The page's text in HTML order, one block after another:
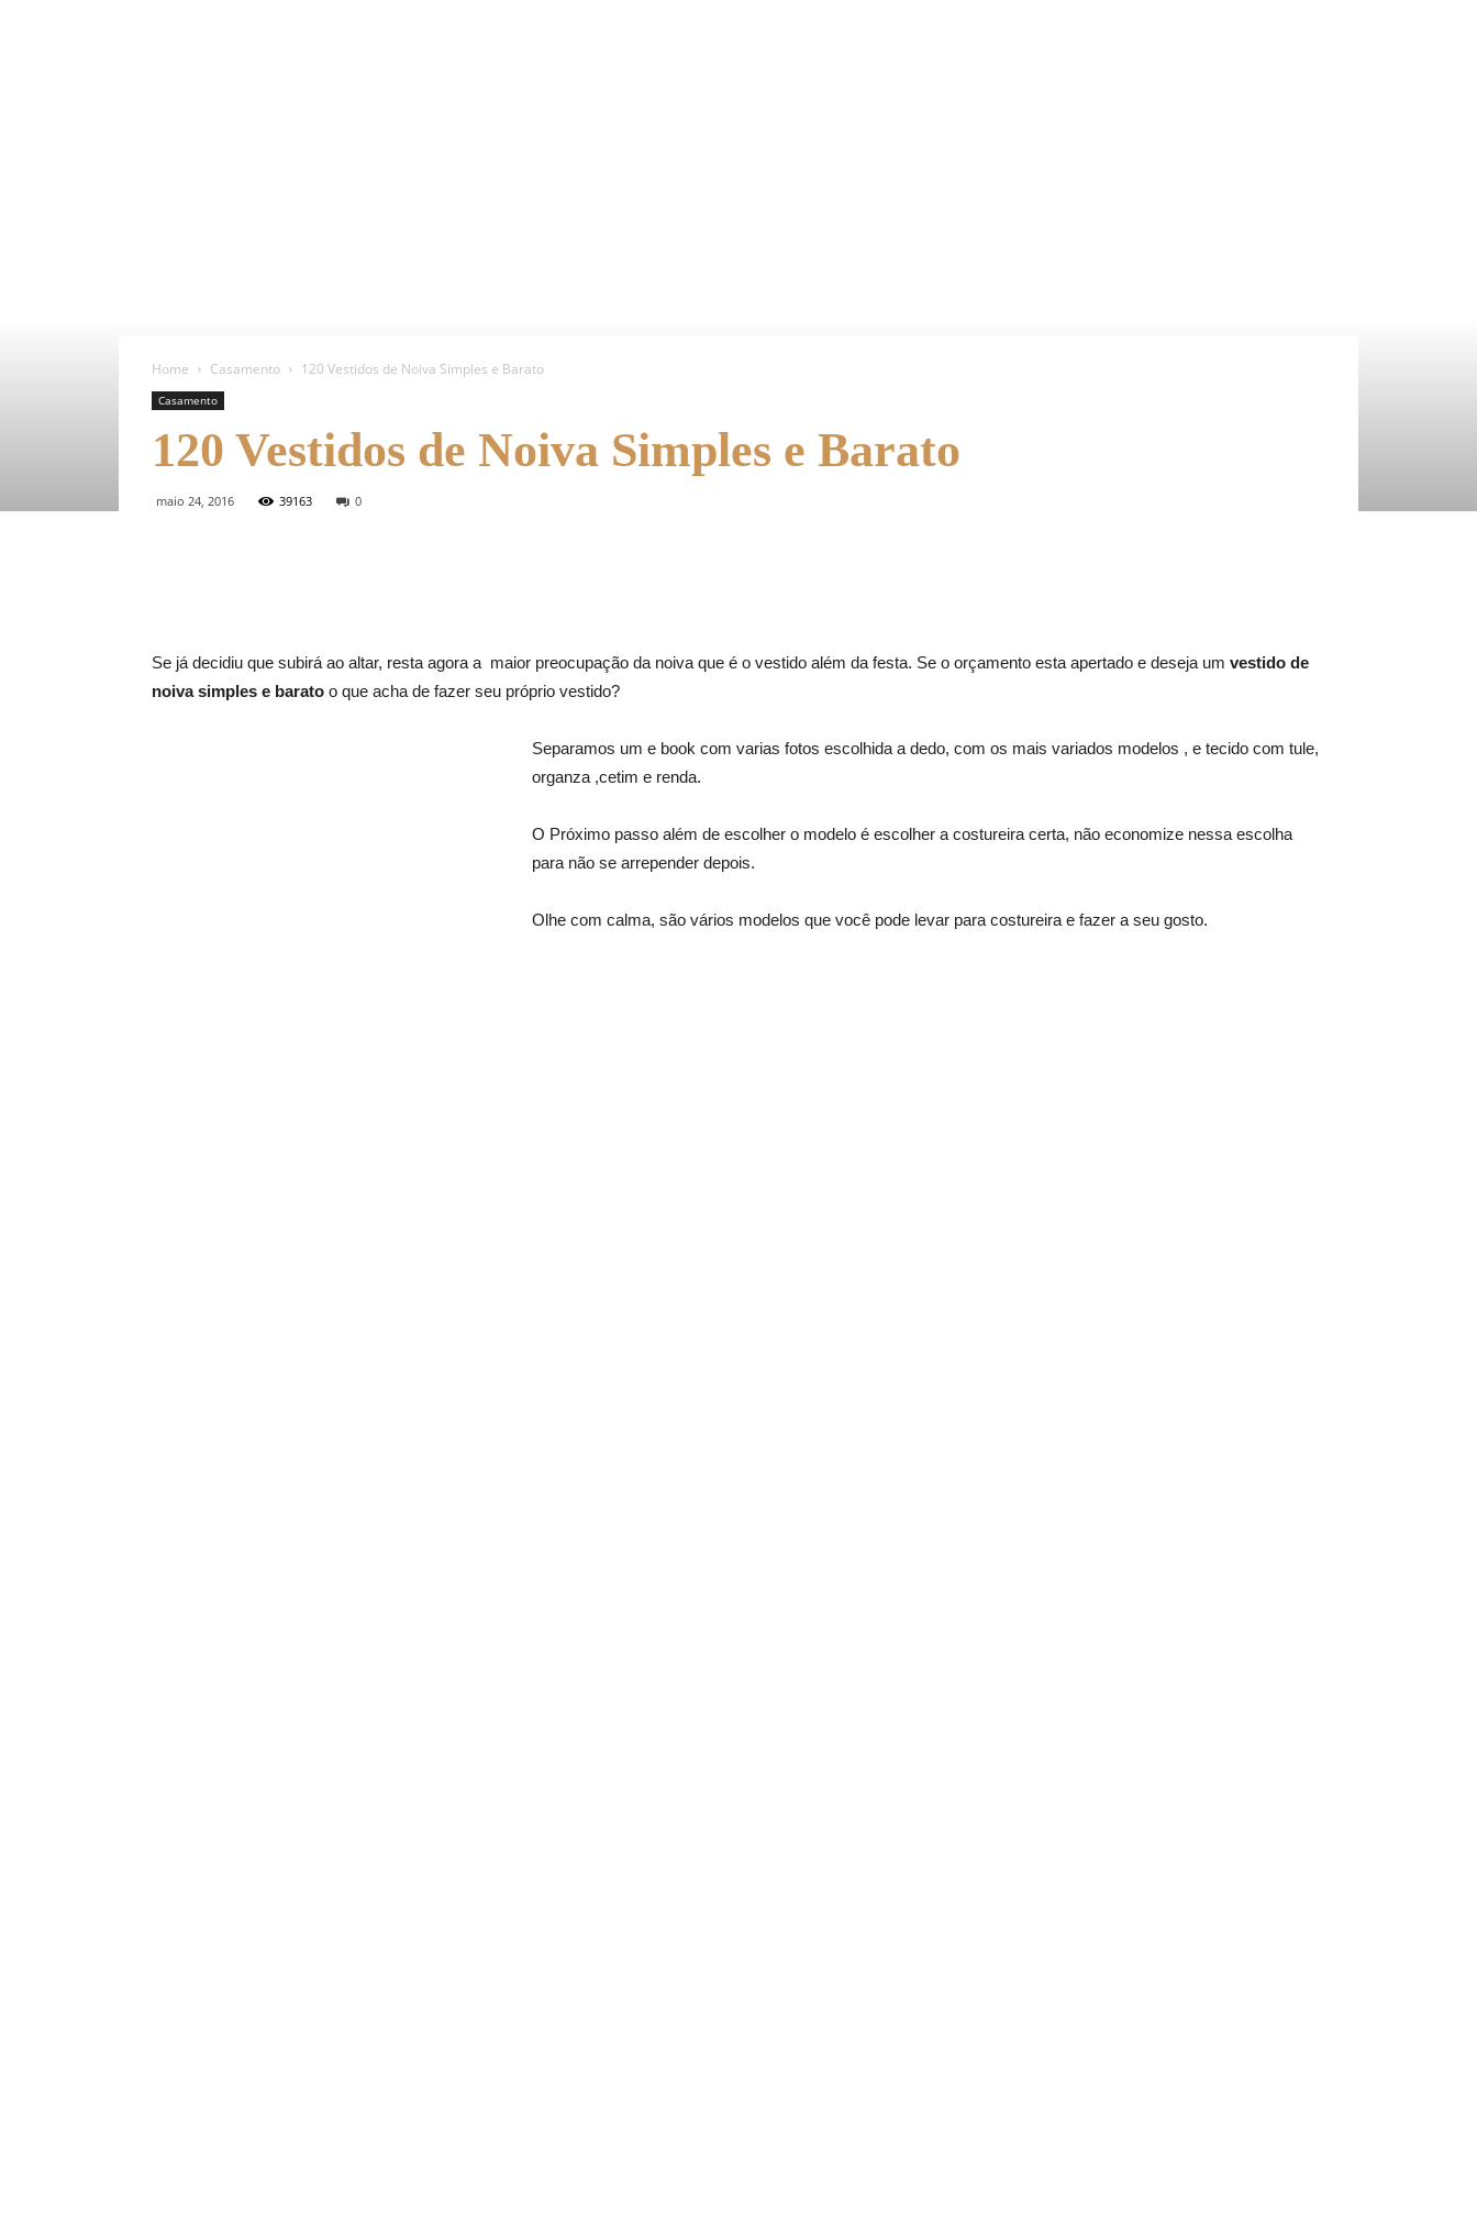
Home Casamento 120 Vestidos de Noiva Simples e Barato
Casamento
120 Vestidos de Noiva Simples e Barato
maio 24, 2016 39163 0
Se já decidiu que subirá ao altar, resta agora a maior preocupação da noiva que é o vestido além da festa. Se o orçamento esta apertado e deseja um vestido de
noiva simples e barato o que acha de fazer seu próprio vestido?
Separamos um e book com varias fotos escolhida a dedo, com os mais variados modelos , e tecido com tule,
organza ,cetim e renda.
O Próximo passo além de escolher o modelo é escolher a costureira certa, não economize nessa escolha
para não se arrepender depois.
Olhe com calma, são vários modelos que você pode levar para costureira e fazer a seu gosto.